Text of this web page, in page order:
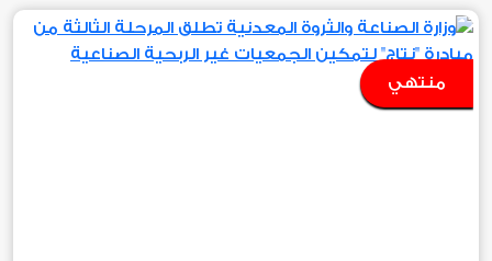
منتهي